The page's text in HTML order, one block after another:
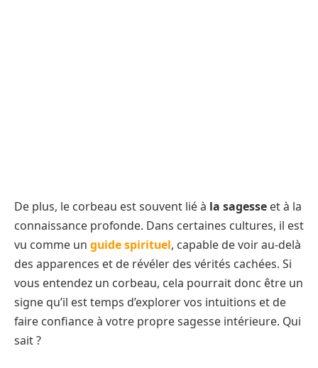
De plus, le corbeau est souvent lié à la sagesse et à la
connaissance profonde. Dans certaines cultures, il est
vu comme un guide spirituel, capable de voir au-delà
des apparences et de révéler des vérités cachées. Si
vous entendez un corbeau, cela pourrait donc être un
signe qu’il est temps d’explorer vos intuitions et de
faire confiance à votre propre sagesse intérieure. Qui
sait ?